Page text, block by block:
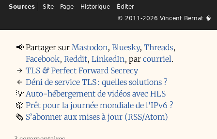
Sources
Site Page Historique
Éditer
© 2011-2026 Vincent Bernat 🧠
📢 Partager sur Mastodon, Bluesky, Threads,
Facebook, Reddit, LinkedIn, par courriel.
→ TLS & Perfect Forward Secrecy
← Déni de service TLS : quelles solutions ?
💡 Auto-hébergement de vidéos avec HLS
🎲 Prêt pour la journée mondiale de l'IPv6 ?
🗞️ S’abonner aux mises à jour (RSS/Atom)